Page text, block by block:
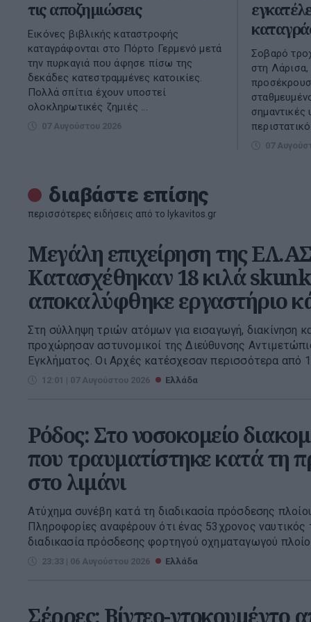
τις αποζημιώσεις
Εικόνες βιβλικής καταστροφής
καταγράφονται στο Πόρτο Γερμενό μετά
την πυρκαγιά που άφησε πίσω της
δεκάδες κατεστραμμένες κατοικίες.
Πολλά σπίτια έχουν υποστεί
ολοκληρωτικές ζημιές ...
07 Αυγούστου 2026
Σοβαρό
στη Λάρισα,
σημαντικές
07
διαβάστε επίσης
περισσότερες ειδήσεις από το lykavitos.gr
Μεγάλη επιχείρηση της
Κατασχέθηκαν 18 κιλά
αποκαλύφθηκε εργαστήριο
Στη σύλληψη τριών ατόμων για εισαγωγή, διακίνηση
προχώρησαν αστυνομικοί της Διεύθυνσης
Εγκλήματος. Οι Αρχές κατέσχεσαν περισσότερα από
12:01 | 07 Αυγούστου 2026 Ελλάδα
Ρόδος: Στο νοσοκομείο
που τραυματίστηκε κατά τη
στο λιμάνι
Ατύχημα συνέβη κατά τη διαδικασία πρόσδεσης
Πληροφορίες αναφέρουν ότι ένας 53χρονος ναυτικός
διαδικασία πρόσδεσης φορτηγού οχηματαγωγού
23:33 | 06 Αυγούστου 2026 Ελλάδα
Σέρρες: Βίντεο-ντοκουμέντο